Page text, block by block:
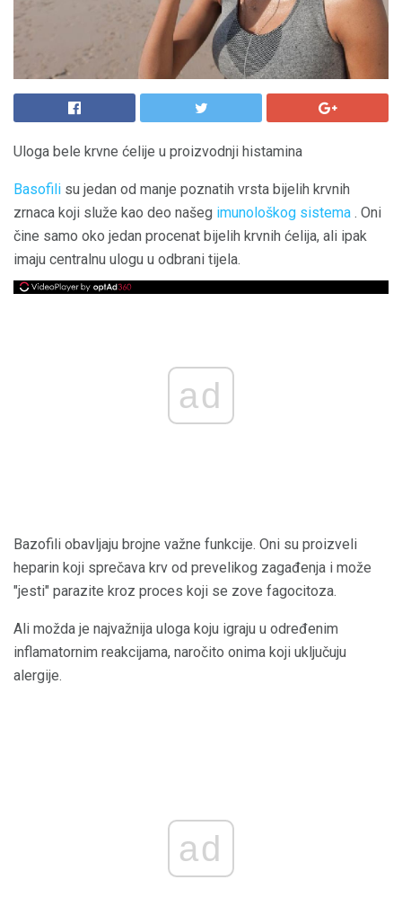
Uloga bele krvne ćelije u proizvodnji histamina
Basofili su jedan od manje poznatih vrsta bijelih krvnih
zrnaca koji služe kao deo našeg imunološkog sistema . Oni
čine samo oko jedan procenat bijelih krvnih ćelija, ali ipak
imaju centralnu ulogu u odbrani tijela.
ad
Bazofili obavljaju brojne važne funkcije. Oni su proizveli
heparin koji sprečava krv od prevelikog zagađenja i može
"jesti" parazite kroz proces koji se zove fagocitoza.
Ali možda je najvažnija uloga koju igraju u određenim
inflamatornim reakcijama, naročito onima koji uključuju
alergije.
ad